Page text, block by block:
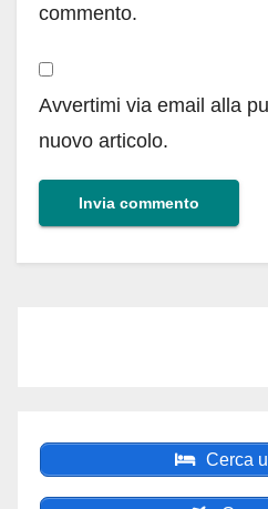
commento.
Avvertimi via email alla
nuovo articolo.
Cerca